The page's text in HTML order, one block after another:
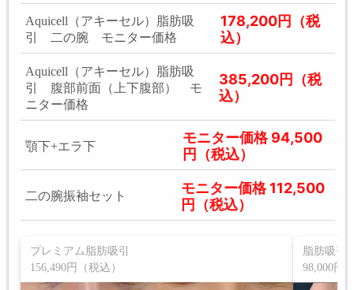
Aquicell（アキーセル）脂肪吸
引 二の腕 モニター価格
178,200円（税
込）
Aquicell（アキーセル）脂肪吸
引 腹部前面（上下腹部） モ
ニター価格
385,200円（税
込）
顎下+エラ下
モニター価格 94,500
円（税込）
二の腕振袖セット
モニター価格 112,500
円（税込）
プレミアム脂肪吸引
156,490円（税込）
脂肪吸引
98,000円